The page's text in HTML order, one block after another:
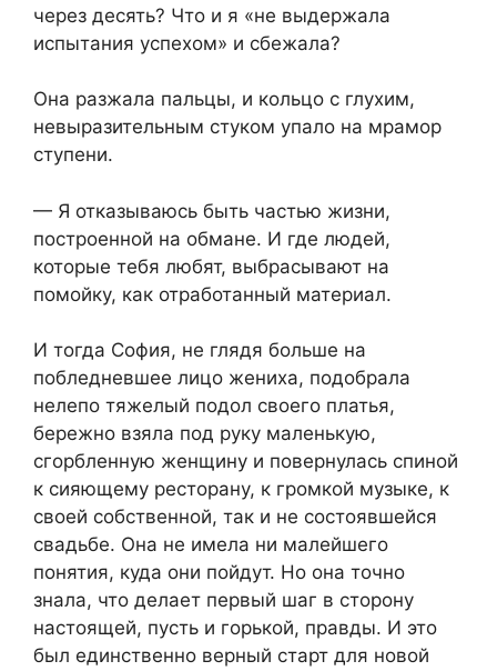
через десять? Что и я «не выдержала
испытания успехом» и сбежала?
Она разжала пальцы, и кольцо с глухим,
невыразительным стуком упало на мрамор
ступени.
— Я отказываюсь быть частью жизни,
построенной на обмане. И где людей,
которые тебя любят, выбрасывают на
помойку, как отработанный материал.
И тогда София, не глядя больше на
побледневшее лицо жениха, подобрала
нелепо тяжелый подол своего платья,
бережно взяла под руку маленькую,
сгорбленную женщину и повернулась спиной
к сияющему ресторану, к громкой музыке, к
своей собственной, так и не состоявшейся
свадьбе. Она не имела ни малейшего
понятия, куда они пойдут. Но она точно
знала, что делает первый шаг в сторону
настоящей, пусть и горькой, правды. И это
был единственно верный старт для новой